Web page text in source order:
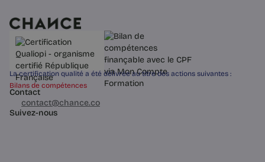
différence entre empathie
émotionnelle et compassion
cognitive, et pourquoi elle compte.
4 min
La certification qualité a été délivrée au titre des actions suivantes :
Bilans de compétences
Contact
03 60 84 01 14
contact@chance.co
Suivez-nous